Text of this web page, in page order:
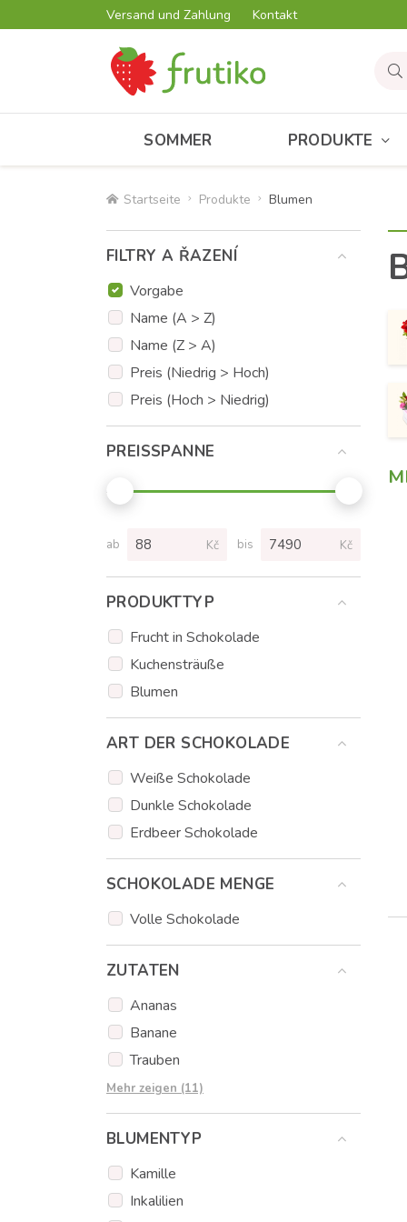
Versand und Zahlung Kontakt
SOMMER PRODUKTE
Startseite Produkte Blumen
FILTRY A ŘAZENÍ
Vorgabe
Name (A > Z)
Name (Z > A)
Preis (Niedrig > Hoch)
Preis (Hoch > Niedrig)
PREISSPANNE
ab Kč bis Kč
PRODUKTTYP
Frucht in Schokolade
Kuchensträuße
Blumen
ART DER SCHOKOLADE
Weiße Schokolade
Dunkle Schokolade
Erdbeer Schokolade
SCHOKOLADE MENGE
Volle Schokolade
ZUTATEN
Ananas
Banane
Trauben
Äpfel
Erdbeeren
Kiwi
Honigmelone
Cantaloupe-Melone
Mehr zeigen (11)
BLUMENTYP
Kamille
Inkalilien